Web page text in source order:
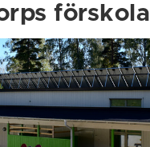
förskola